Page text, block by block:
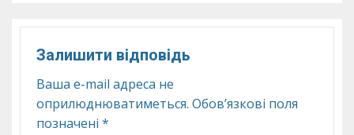
Залишити відповідь
Ваша e-mail адреса не
оприлюднюватиметься. Обов’язкові поля
позначені *